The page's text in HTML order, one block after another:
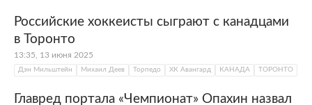
Российские хоккеисты сыграют с канадцами
в Торонто
13:35, 13 июня 2025
Дэн Мильштейн Михаил Деев Торпедо ХК Авангард КАНАДА ТОРОНТО
Главред портала «Чемпионат» Опахин назвал